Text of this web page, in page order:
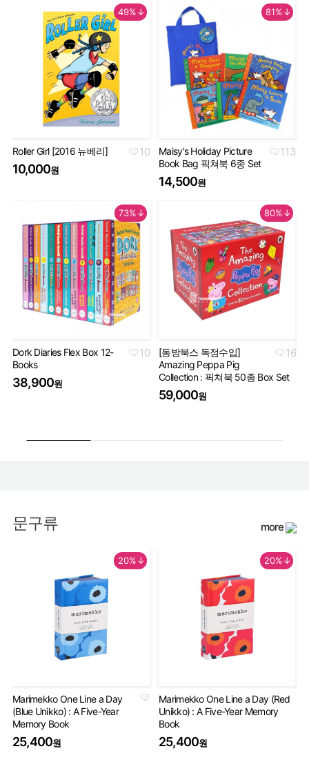
49%↓
10
Roller Girl [2016 뉴베리]
10,000원
81%↓
113
Maisy's Holiday Picture
Book Bag 픽쳐북 6종 Set
14,500원
73%↓
10
Dork Diaries Flex Box 12-
Books
38,900원
80%↓
16
[동방북스 독점수입]
Amazing Peppa Pig
Collection : 픽쳐북 50종 Box Set
59,000원
문구류 more
20%↓
Marimekko One Line a Day
(Blue Unikko) : A Five-Year
Memory Book
25,400원
20%↓
Marimekko One Line a Day (Red
Unikko) : A Five-Year Memory
Book
25,400원